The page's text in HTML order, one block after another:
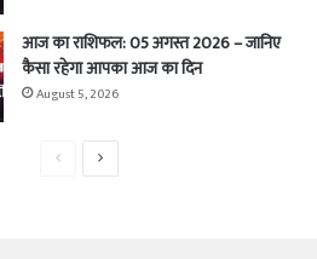
आज का राशिफल: 05 अगस्त 2026 – जानिए
कैसा रहेगा आपका आज का दिन
August 5, 2026
PreviousNext